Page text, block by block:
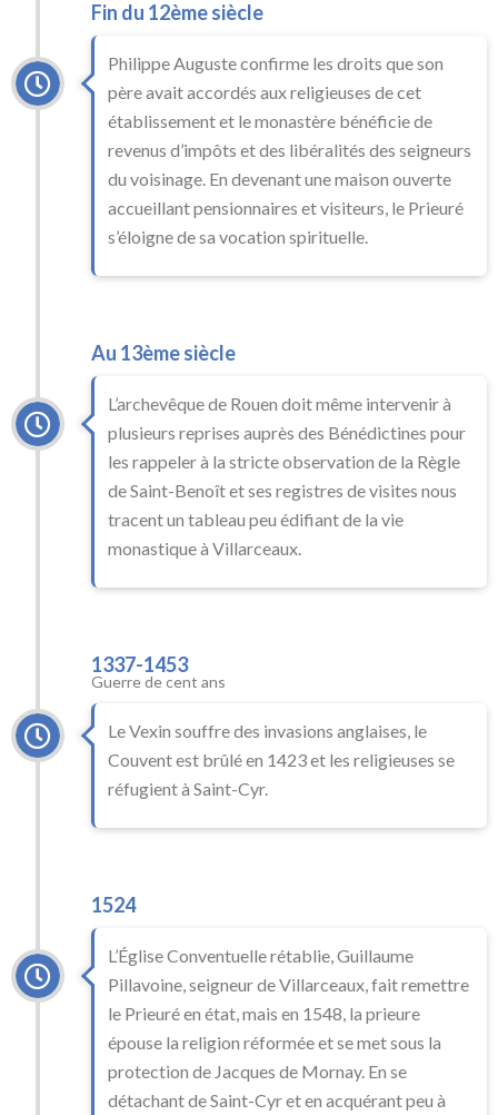
Fin du 12ème siècle
Philippe Auguste confirme les droits que son
père avait accordés aux religieuses de cet
établissement et le monastère bénéficie de
revenus d’impôts et des libéralités des seigneurs
du voisinage. En devenant une maison ouverte
accueillant pensionnaires et visiteurs, le Prieuré
s’éloigne de sa vocation spirituelle.
Au 13ème siècle
L’archevêque de Rouen doit même intervenir à
plusieurs reprises auprès des Bénédictines pour
les rappeler à la stricte observation de la Règle
de Saint-Benoît et ses registres de visites nous
tracent un tableau peu édifiant de la vie
monastique à Villarceaux.
1337-1453
Guerre de cent ans
Le Vexin souffre des invasions anglaises, le
Couvent est brûlé en 1423 et les religieuses se
réfugient à Saint-Cyr.
1524
L’Église Conventuelle rétablie, Guillaume
Pillavoine, seigneur de Villarceaux, fait remettre
le Prieuré en état, mais en 1548, la prieure
épouse la religion réformée et se met sous la
protection de Jacques de Mornay. En se
détachant de Saint-Cyr et en acquérant peu à